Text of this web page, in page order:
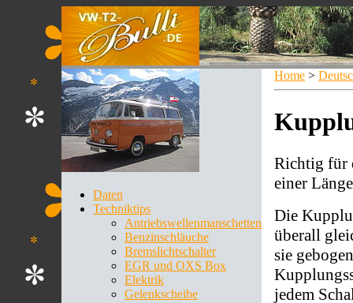
Daten
Techniktips
Antriebswellenmanschetten
Benzinschläuche
Bremslichtschalter
EGR und OXS Box
Elektrik
Gelenkscheibe
Home >
Richtig für
einer
Die
überall
sie
jedem